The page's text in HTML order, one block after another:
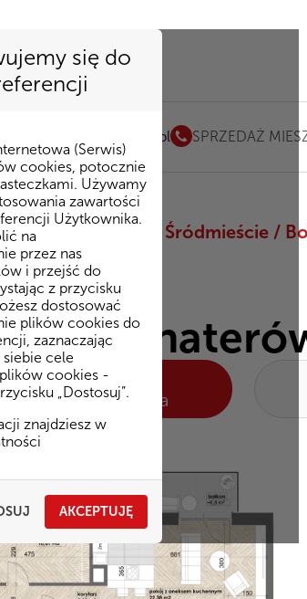
się do
(Serwis)
cookies, potocznie
Używamy
zawartości
Użytkownika.
na
przez nas
i przejść do
z przycisku
dostosować
plików cookies do
zaznaczając
cele
cookies -
„Dostosuj”.
znajdziesz w
AKCEPTUJĘ
kombinat@kombinatbud.pl SPRZEDAŻ
/ Apartamenty Śródmieście /
Plan
mieszkania